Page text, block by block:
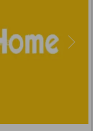
Next